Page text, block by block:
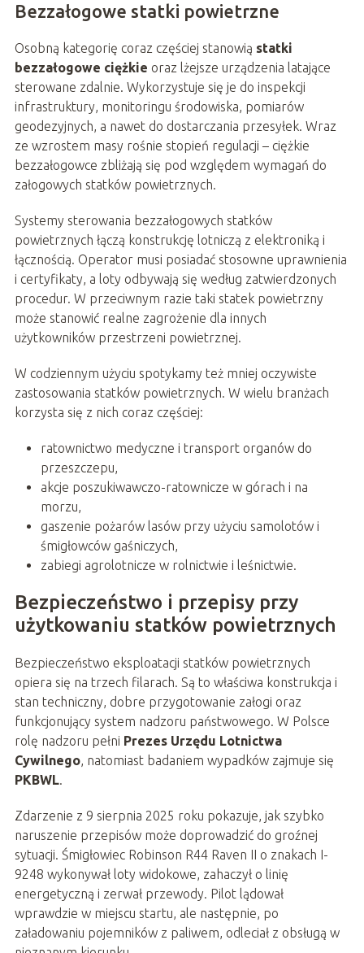
Bezzałogowe statki powietrzne
Osobną kategorię coraz częściej stanowią statki
bezzałogowe ciężkie oraz lżejsze urządzenia latające
sterowane zdalnie. Wykorzystuje się je do inspekcji
infrastruktury, monitoringu środowiska, pomiarów
geodezyjnych, a nawet do dostarczania przesyłek. Wraz
ze wzrostem masy rośnie stopień regulacji – ciężkie
bezzałogowce zbliżają się pod względem wymagań do
załogowych statków powietrznych.
Systemy sterowania bezzałogowych statków
powietrznych łączą konstrukcję lotniczą z elektroniką i
łącznością. Operator musi posiadać stosowne uprawnienia
i certyfikaty, a loty odbywają się według zatwierdzonych
procedur. W przeciwnym razie taki statek powietrzny
może stanowić realne zagrożenie dla innych
użytkowników przestrzeni powietrznej.
W codziennym użyciu spotykamy też mniej oczywiste
zastosowania statków powietrznych. W wielu branżach
korzysta się z nich coraz częściej:
ratownictwo medyczne i transport organów do
przeszczepu,
akcje poszukiwawczo-ratownicze w górach i na
morzu,
gaszenie pożarów lasów przy użyciu samolotów i
śmigłowców gaśniczych,
zabiegi agrolotnicze w rolnictwie i leśnictwie.
Bezpieczeństwo i przepisy przy
użytkowaniu statków powietrznych
Bezpieczeństwo eksploatacji statków powietrznych
opiera się na trzech filarach. Są to właściwa konstrukcja i
stan techniczny, dobre przygotowanie załogi oraz
funkcjonujący system nadzoru państwowego. W Polsce
rolę nadzoru pełni Prezes Urzędu Lotnictwa
Cywilnego, natomiast badaniem wypadków zajmuje się
PKBWL.
Zdarzenie z 9 sierpnia 2025 roku pokazuje, jak szybko
naruszenie przepisów może doprowadzić do groźnej
sytuacji. Śmigłowiec Robinson R44 Raven II o znakach I-
9248 wykonywał loty widokowe, zahaczył o linię
energetyczną i zerwał przewody. Pilot lądował
wprawdzie w miejscu startu, ale następnie, po
załadowaniu pojemników z paliwem, odleciał z obsługą w